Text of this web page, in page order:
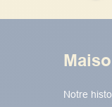
Notre